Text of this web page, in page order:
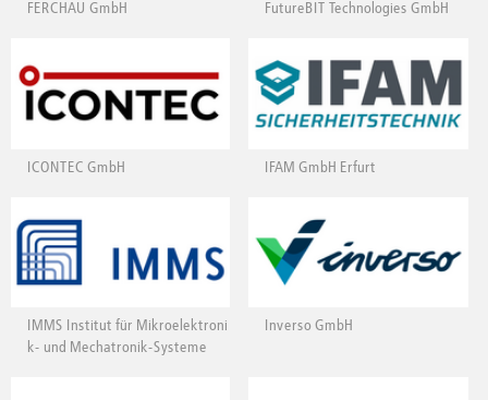
FERCHAU GmbH FutureBIT Technologies GmbH
ICONTEC GmbH IFAM GmbH Erfurt
IMMS Institut für Mikroelektroni
k- und Mechatronik-Systeme
Inverso GmbH